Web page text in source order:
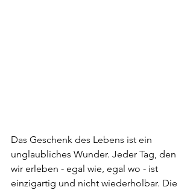
Das Geschenk des Lebens ist ein
unglaubliches Wunder. Jeder Tag, den
wir erleben - egal wie, egal wo - ist
einzigartig und nicht wiederholbar. Die